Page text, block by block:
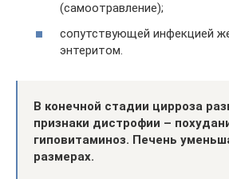
(самоотравление);
сопутствующей инфекцией
энтеритом.
В конечной стадии цирроза
признаки дистрофии –
гиповитаминоз. Печень
размерах.